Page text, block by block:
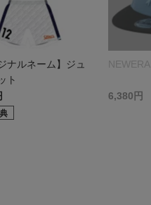
ナルネーム】ジュ
ト
6,380円